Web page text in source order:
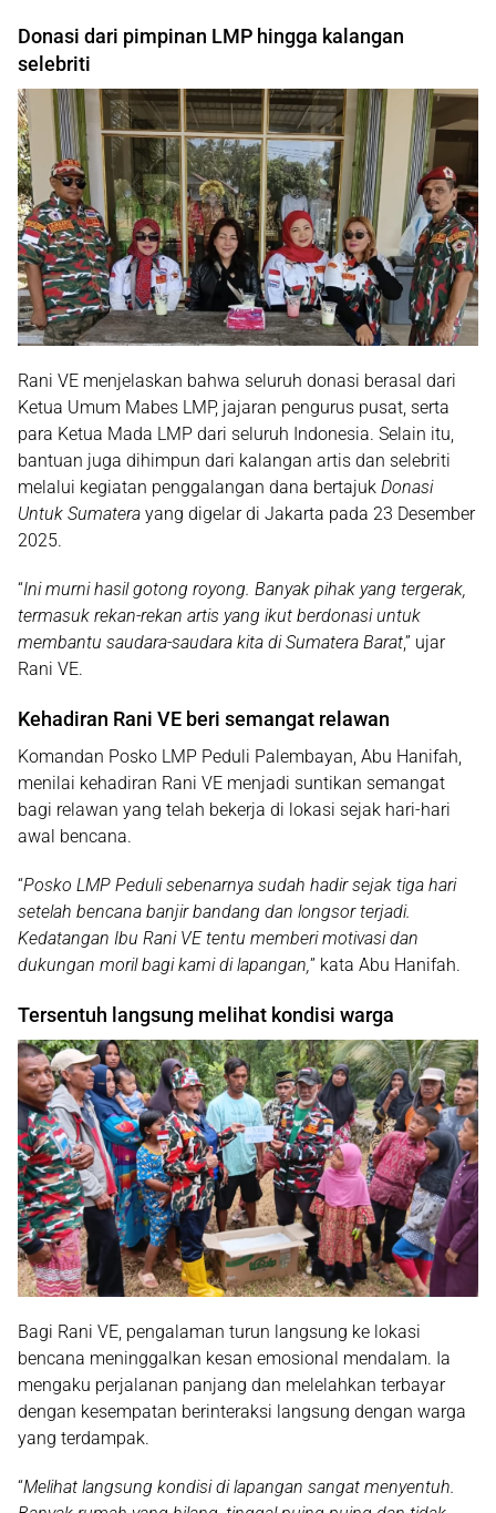
Donasi dari pimpinan LMP hingga kalangan
selebriti
Rani VE menjelaskan bahwa seluruh donasi berasal dari
Ketua Umum Mabes LMP, jajaran pengurus pusat, serta
para Ketua Mada LMP dari seluruh Indonesia. Selain itu,
bantuan juga dihimpun dari kalangan artis dan selebriti
melalui kegiatan penggalangan dana bertajuk Donasi
Untuk Sumatera yang digelar di Jakarta pada 23 Desember
2025.
“Ini murni hasil gotong royong. Banyak pihak yang tergerak,
termasuk rekan-rekan artis yang ikut berdonasi untuk
membantu saudara-saudara kita di Sumatera Barat,” ujar
Rani VE.
Kehadiran Rani VE beri semangat relawan
Komandan Posko LMP Peduli Palembayan , Abu Hanifah,
menilai kehadiran Rani VE menjadi suntikan semangat
bagi relawan yang telah bekerja di lokasi sejak hari-hari
awal bencana.
“Posko LMP Peduli sebenarnya sudah hadir sejak tiga hari
setelah bencana banjir bandang dan longsor terjadi.
Kedatangan Ibu Rani VE tentu memberi motivasi dan
dukungan moril bagi kami di lapangan, ” kata Abu Hanifah.
Tersentuh langsung melihat kondisi warga
Bagi Rani VE, pengalaman turun langsung ke lokasi
bencana meninggalkan kesan emosional mendalam. Ia
mengaku perjalanan panjang dan melelahkan terbayar
dengan kesempatan berinteraksi langsung dengan warga
yang terdampak.
“Melihat langsung kondisi di lapangan sangat menyentuh.